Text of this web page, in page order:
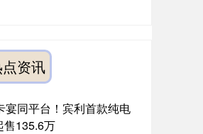
资讯
宴同平台！宾利首款纯电
售135.6万